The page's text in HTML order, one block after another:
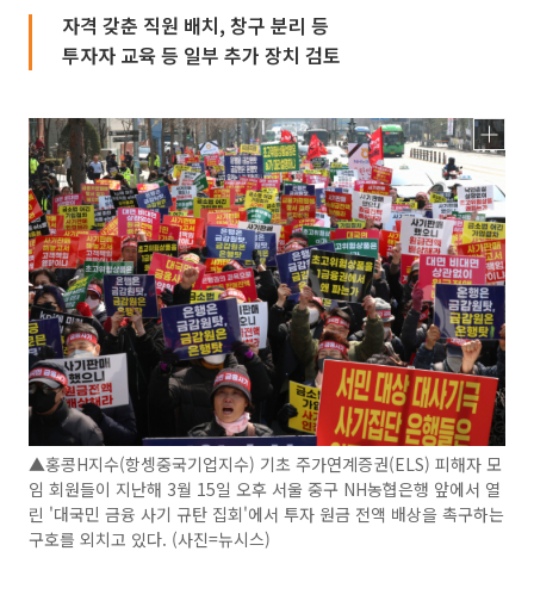
자격 갖춘 직원 배치, 창구 분리 등
투자자 교육 등 일부 추가 장치 검토
▲홍콩H지수(항셍중국기업지수) 기초 주가연계증권(ELS) 피해자 모
임 회원들이 지난해 3월 15일 오후 서울 중구 NH농협은행 앞에서 열
린 '대국민 금융 사기 규탄 집회'에서 투자 원금 전액 배상을 촉구하는
구호를 외치고 있다. (사진=뉴시스)